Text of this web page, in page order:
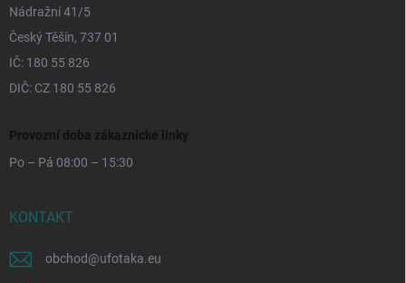
Nádražní 41/5
Český Těšín, 737 01
IČ: 180 55 826
DIČ: CZ 180 55 826
Provozní doba zákaznické linky
Po – Pá 08:00 – 15:30
KONTAKT
obchod@ufotaka.eu